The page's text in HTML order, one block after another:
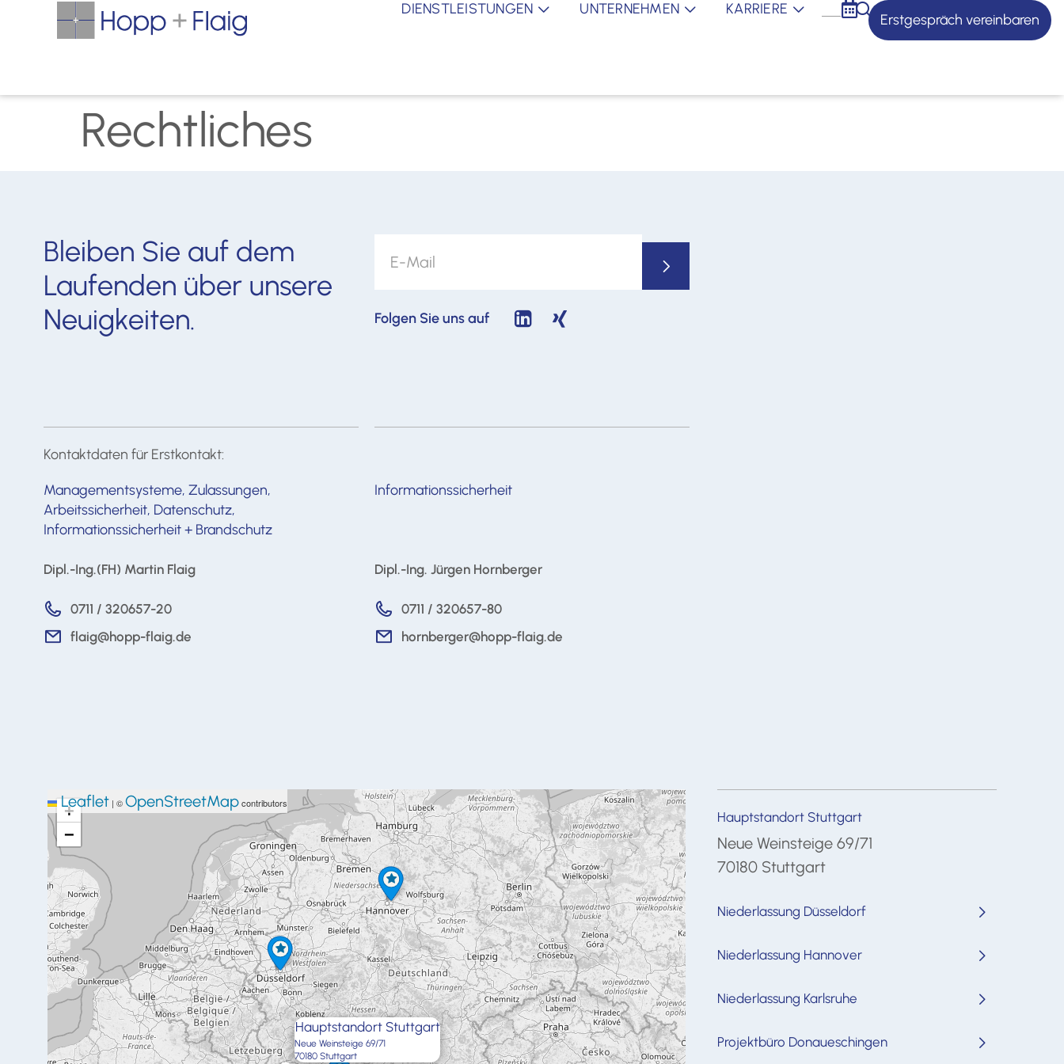
DIENSTLEISTUNGEN UNTERNEHMEN KARRIERE
Erstgespräch vereinbaren
Rechtliches
Bleiben Sie auf dem
Laufenden über unsere
Neuigkeiten.
Folgen Sie uns auf
Kontaktdaten für Erstkontakt:
Managementsysteme, Zulassungen,
Arbeitssicherheit, Datenschutz,
Informationssicherheit + Brandschutz
Dipl.-Ing.(FH) Martin Flaig
0711 / 320657-20
flaig@hopp-flaig.de
Informationssicherheit
Dipl.-Ing. Jürgen Hornberger
0711 / 320657-80
hornberger@hopp-flaig.de
Hauptstandort Stuttgart
Neue Weinsteige 69/71
70180 Stuttgart
+
−
Leaflet | ©OpenStreetMapcontributors
Hauptstandort Stuttgart
Neue Weinsteige 69/71
70180 Stuttgart
Niederlassung Düsseldorf
Niederlassung Hannover
Niederlassung Karlsruhe
Projektbüro Donaueschingen